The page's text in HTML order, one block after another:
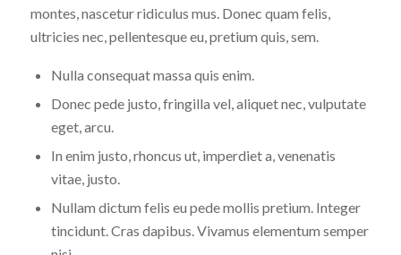
montes, nascetur ridiculus mus. Donec quam felis,
ultricies nec, pellentesque eu, pretium quis, sem.
Nulla consequat massa quis enim.
Donec pede justo, fringilla vel, aliquet nec, vulputate
eget, arcu.
In enim justo, rhoncus ut, imperdiet a, venenatis
vitae, justo.
Nullam dictum felis eu pede mollis pretium. Integer
tincidunt. Cras dapibus. Vivamus elementum semper